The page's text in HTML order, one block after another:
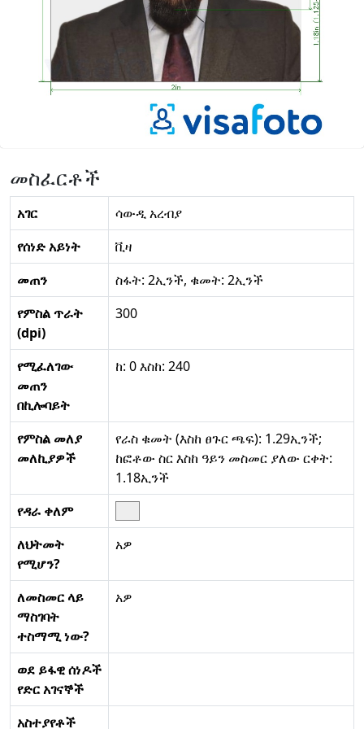
መስፈርቶች
አገር
ሳውዲ አረብያ
የሰነድ አይነት
ቪዛ
መጠን
ስፋት: 2ኢንች, ቁመት: 2ኢንች
የምስል ጥራት
(dpi)
300
የሚፈለገው
መጠን
በኪሎባይት
ከ: 0 እስከ: 240
የምስል መለያ
መለኪያዎች
የራስ ቁመት (እስከ ፀጉር ጫፍ): 1.29ኢንች;
ከፎቶው ስር እስከ ዓይን መስመር ያለው ርቀት:
1.18ኢንች
የዳራ ቀለም
ለህትመት
የሚሆን?
አዎ
ለመስመር ላይ
ማስገባት
ተስማሚ ነው?
አዎ
ወደ ይፋዊ ሰነዶች
የድር አገናኞች
አስተያየቶች